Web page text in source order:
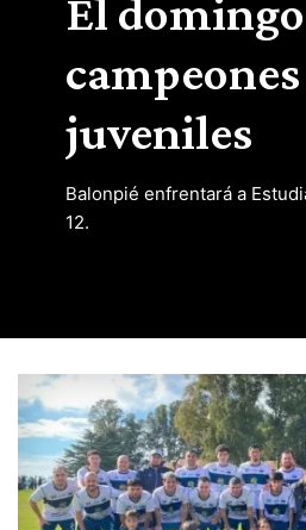
El
juveniles
Balonpié enfrentará a
12.